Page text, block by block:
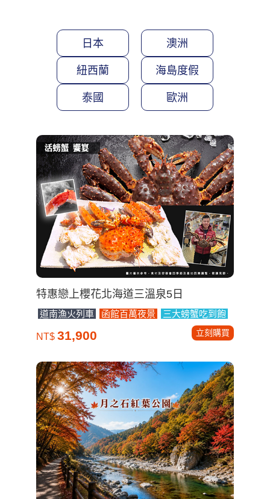
日本 澳洲
紐西蘭 海島度假
泰國 歐洲
特惠戀上櫻花北海道三溫泉5日
道南漁火列車 函館百萬夜景 三大螃蟹吃到飽
NT$ 31,900 立刻購買